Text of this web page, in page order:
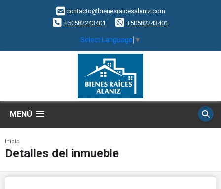
contacto@bienesraicesalaniz.com
+50582243401
+50582243401
Select Language ▼
MENÚ
Inicio
Detalles del inmueble